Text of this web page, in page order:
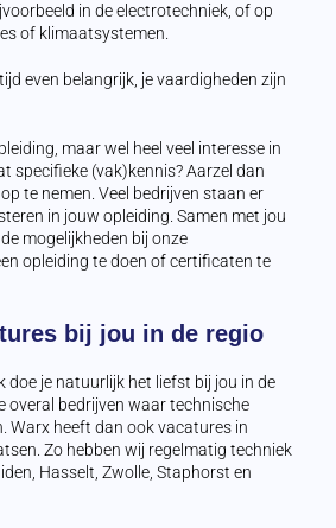
in de electrotechniek, of op
of klimaatsystemen.
even belangrijk, je vaardigheden zijn
maar wel heel veel interesse in
specifieke (vak)kennis? Aarzel dan
te nemen. Veel bedrijven staan er
in jouw opleiding. Samen met jou
mogelijkheden bij onze
opleiding te doen of certificaten te
bij jou in de regio
doe je natuurlijk het liefst bij jou in de
overal bedrijven waar technische
Warx heeft dan ook vacatures in
Zo hebben wij regelmatig techniek
Hasselt, Zwolle, Staphorst en